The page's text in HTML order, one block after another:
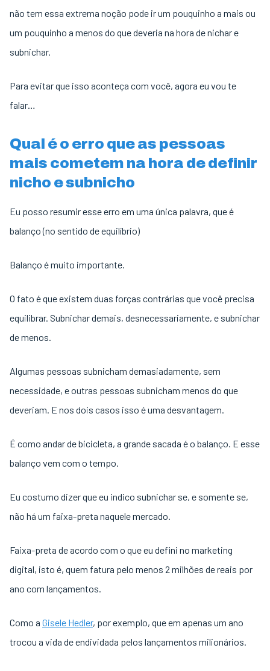
não tem essa extrema noção pode ir um pouquinho a mais ou
um pouquinho a menos do que deveria na hora de nichar e
subnichar.
Para evitar que isso aconteça com você, agora eu vou te
falar…
Qual é o erro que as pessoas
mais cometem na hora de definir
nicho e subnicho
Eu posso resumir esse erro em uma única palavra, que é
balanço (no sentido de equilíbrio)
Balanço é muito importante.
O fato é que existem duas forças contrárias que você precisa
equilibrar. Subnichar demais, desnecessariamente, e subnichar
de menos.
Algumas pessoas subnicham demasiadamente, sem
necessidade, e outras pessoas subnicham menos do que
deveriam. E nos dois casos isso é uma desvantagem.
É como andar de bicicleta, a grande sacada é o balanço. E esse
balanço vem com o tempo.
Eu costumo dizer que eu indico subnichar se, e somente se,
não há um faixa-preta naquele mercado.
Faixa-preta de acordo com o que eu defini no marketing
digital, isto é, quem fatura pelo menos 2 milhões de reais por
ano com lançamentos.
Como a Gisele Hedler, por exemplo, que em apenas um ano
trocou a vida de endividada pelos lançamentos milionários.